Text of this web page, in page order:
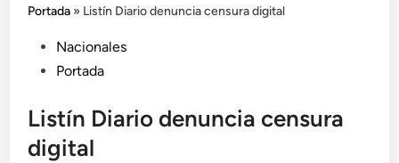
Portada » Listín Diario denuncia censura digital
Publicado
en
Nacionales
Portada
Listín Diario denuncia censura
digital